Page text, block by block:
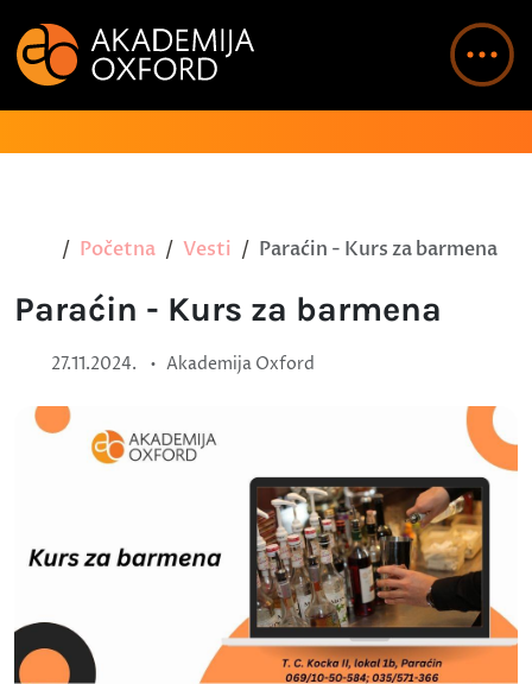
Početna Vesti Paraćin - Kurs za barmena
Paraćin - Kurs za barmena
27.11.2024. • Akademija Oxford